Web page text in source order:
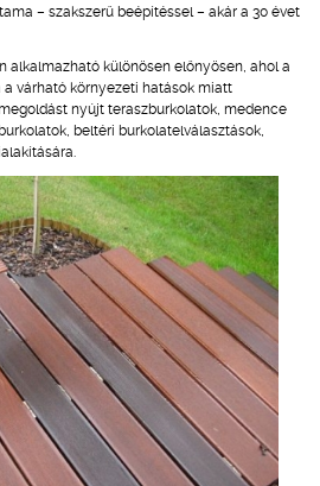
– szakszerű beépítéssel – akár a 30 évet
alkalmazható különösen előnyösen, ahol a
várható környezeti hatások miatt
nyújt teraszburkolatok, medence
beltéri burkolatelválasztások,